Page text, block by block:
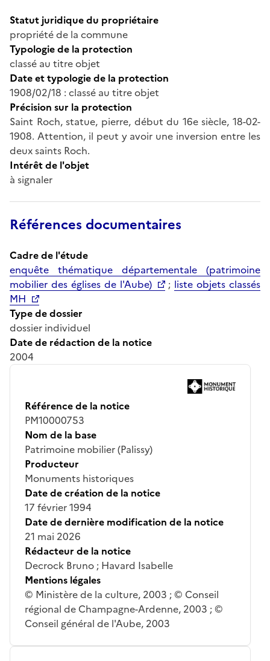
Statut juridique du propriétaire
propriété de la commune
Typologie de la protection
classé au titre objet
Date et typologie de la protection
1908/02/18 : classé au titre objet
Précision sur la protection
Saint Roch, statue, pierre, début du 16e siècle, 18-02-
1908. Attention, il peut y avoir une inversion entre les
deux saints Roch.
Intérêt de l'objet
à signaler
Références documentaires
Cadre de l'étude
enquête thématique départementale (patrimoine
mobilier des églises de l'Aube)
; liste objets classés
MH
Type de dossier
dossier individuel
Date de rédaction de la notice
2004
Référence de la notice
PM10000753
Nom de la base
Patrimoine mobilier (Palissy)
Producteur
Monuments historiques
Date de création de la notice
17 février 1994
Date de dernière modification de la notice
21 mai 2026
Rédacteur de la notice
Decrock Bruno ; Havard Isabelle
Mentions légales
© Ministère de la culture, 2003 ; © Conseil
régional de Champagne-Ardenne, 2003 ; ©
Conseil général de l'Aube, 2003